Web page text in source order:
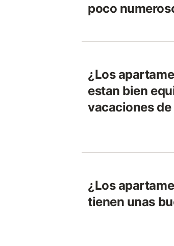
poco
¿Los
estan bien
vacaciones
¿Los
tienen unas